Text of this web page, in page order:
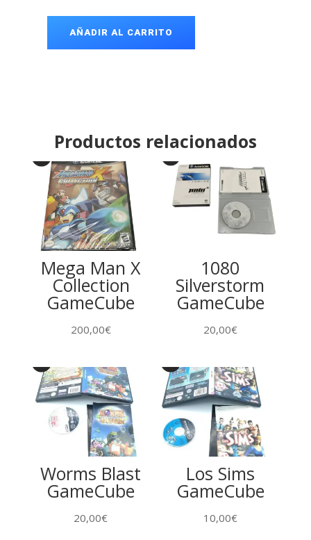
GameCube
AÑADIR AL CARRITO
Productos relacionados
Mega Man X
Collection
GameCube
200,00€
1080
Silverstorm
GameCube
20,00€
Worms Blast
GameCube
20,00€
Los Sims
GameCube
10,00€